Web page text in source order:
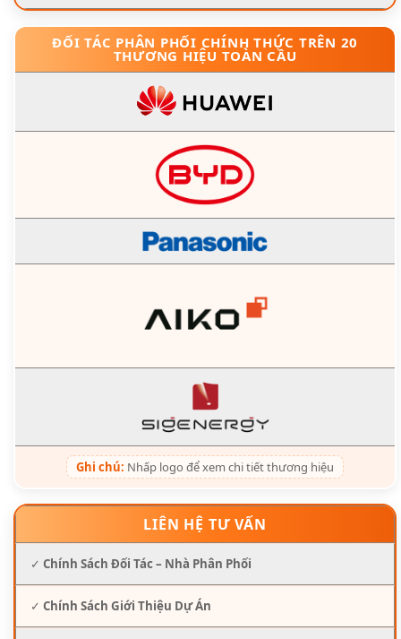
ĐỐI TÁC PHÂN PHỐI CHÍNH THỨC TRÊN 20
THƯƠNG HIỆU TOÀN CẦU
Ghi chú: Nhấp logo để xem chi tiết thương hiệu
LIÊN HỆ TƯ VẤN
✓ Chính Sách Đối Tác – Nhà Phân Phối
✓ Chính Sách Giới Thiệu Dự Án